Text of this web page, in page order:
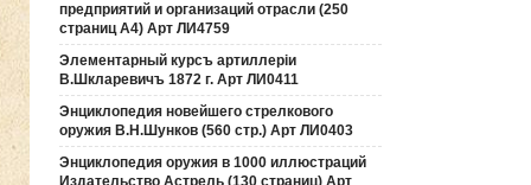
предприятий и организаций отрасли (250
страниц А4) Арт ЛИ4759
Элементарный курсъ артиллерiи
В.Шкларевичъ 1872 г. Арт ЛИ0411
Энциклопедия новейшего стрелкового
оружия В.Н.Шунков (560 стр.) Арт ЛИ0403
Энциклопедия оружия в 1000 иллюстраций
Издательство Астрель (130 страниц) Арт